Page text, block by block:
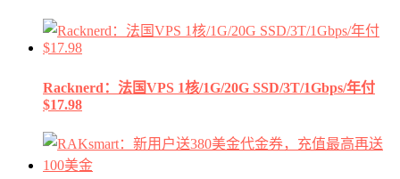
Racknerd：法国VPS 1核/1G/20G SSD/3T/1Gbps/年付
$17.98